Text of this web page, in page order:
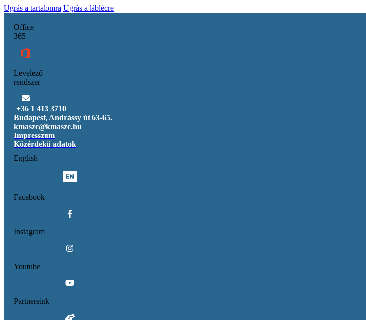
Ugrás a tartalomra Ugrás a láblécre
Office
365
Levelező
rendszer
+36 1 413 3710
Budapest, Andrássy út 63-65.
kmaszc@kmaszc.hu
Impresszum
Közérdekű adatok
English
Facebook
Instagram
Youtube
Partnereink